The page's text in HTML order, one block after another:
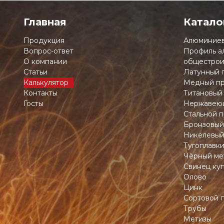
Главная
Продукция
Вопрос-ответ
О компании
Статьи
Калькулятор
Контакты
Госты
Профиль
Латунный
Медный
Титановый
Стальной
Чёрный
Свинец
Олово
Цинк
Сортовой
Трубы
Метизы